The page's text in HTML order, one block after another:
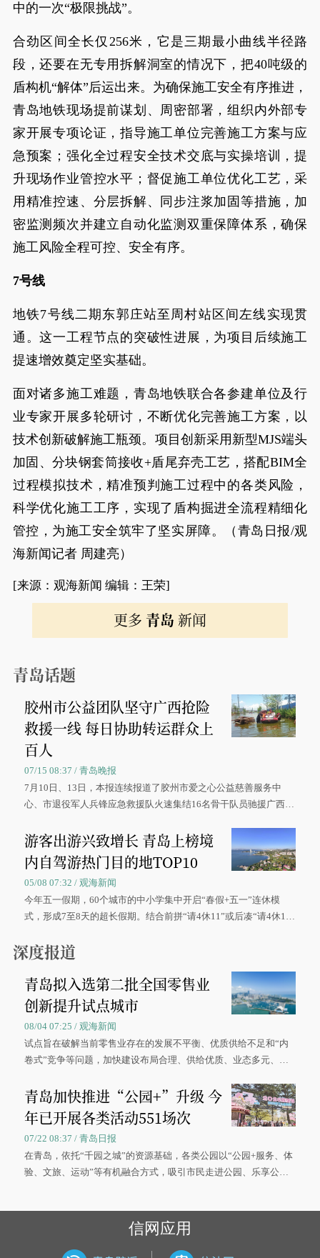
中的一次“极限挑战”。
合劲区间全长仅256米，它是三期最小曲线半径路
段，还要在无专用拆解洞室的情况下，把40吨级的
盾构机“解体”后运出来。为确保施工安全有序推进，
青岛地铁现场提前谋划、周密部署，组织内外部专
家开展专项论证，指导施工单位完善施工方案与应
急预案；强化全过程安全技术交底与实操培训，提
升现场作业管控水平；督促施工单位优化工艺，采
用精准控速、分层拆解、同步注浆加固等措施，加
密监测频次并建立自动化监测双重保障体系，确保
施工风险全程可控、安全有序。
7号线
地铁7号线二期东郭庄站至周村站区间左线实现贯
通。这一工程节点的突破性进展，为项目后续施工
提速增效奠定坚实基础。
面对诸多施工难题，青岛地铁联合各参建单位及行
业专家开展多轮研讨，不断优化完善施工方案，以
技术创新破解施工瓶颈。项目创新采用新型MJS端头
加固、分块钢套筒接收+盾尾弃壳工艺，搭配BIM全
过程模拟技术，精准预判施工过程中的各类风险，
科学优化施工工序，实现了盾构掘进全流程精细化
管控，为施工安全筑牢了坚实屏障。（青岛日报/观
海新闻记者 周建亮）
[来源：观海新闻 编辑：王荣]
更多 青岛 新闻
青岛话题
胶州市公益团队坚守广西抢险
救援一线 每日协助转运群众上
百人
07/15 08:37 / 青岛晚报
7月10日、13日，本报连续报道了胶州市爱之心公益慈善服务中
心、市退役军人兵锋应急救援队火速集结16名骨干队员驰援广西灾
游客出游兴致增长 青岛上榜境
内自驾游热门目的地TOP10
05/08 07:32 / 观海新闻
今年五一假期，60个城市的中小学集中开启“春假+五一”连休模
式，形成7至8天的超长假期。结合前拼“请4休11”或后凑“请4休1
深度报道
青岛拟入选第二批全国零售业
创新提升试点城市
08/04 07:25 / 观海新闻
试点旨在破解当前零售业存在的发展不平衡、优质供给不足和“内
卷式”竞争等问题，加快建设布局合理、供给优质、业态多元、智
青岛加快推进“公园+”升级 今
年已开展各类活动551场次
07/22 08:37 / 青岛日报
在青岛，依托“千园之城”的资源基础，各类公园以“公园+服务、体
验、文旅、运动”等有机融合方式，吸引市民走进公园、乐享公
信网应用